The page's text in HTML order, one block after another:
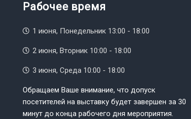
Рабочее время
1 июня, Понедельник 13:00 - 18:00
2 июня, Вторник 10:00 - 18:00
3 июня, Среда 10:00 - 18:00
Обращаем Ваше внимание, что допуск
посетителей на выставку будет завершен за 30
минут до конца рабочего дня мероприятия.